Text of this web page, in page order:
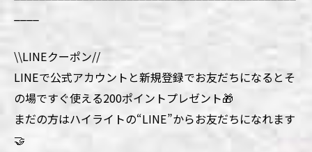
\\LINEクーポン//
LINEで公式アカウントと新規登録でお友だちになるとそ
の場ですぐ使える200ポイントプレゼント🎁
まだの方はハイライトの“LINE”からお友だちになれます
🤝